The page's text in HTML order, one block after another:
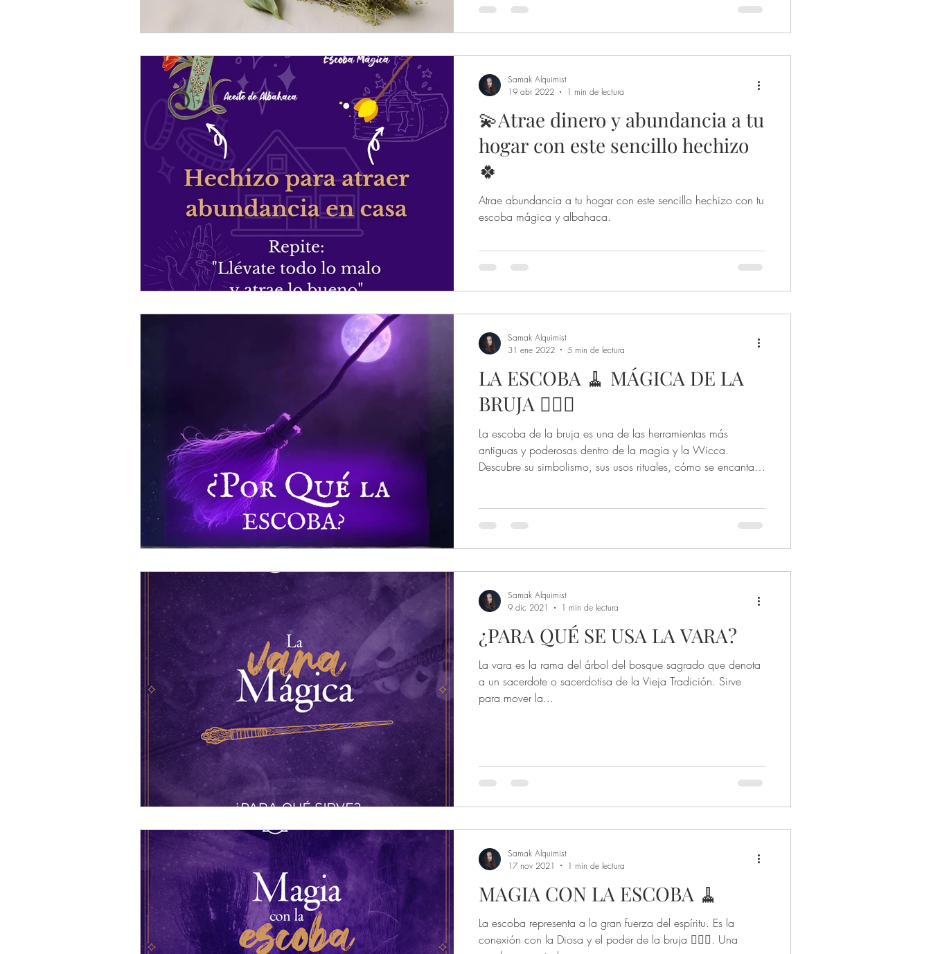
💫Atrae dinero y abundancia a tu
hogar con este sencillo hechizo
🍀
Atrae abundancia a tu hogar con este sencillo hechizo con tu
escoba mágica y albahaca.
Samak Alquimist
19 abr 2022
1 min de lectura
LA ESCOBA 🧹 MÁGICA DE LA
BRUJA 🧙🏻‍♀️
La escoba de la bruja es una de las herramientas más
antiguas y poderosas dentro de la magia y la Wicca.
Descubre su simbolismo, sus usos rituales, cómo se encanta y
Samak Alquimist
31 ene 2022
5 min de lectura
¿PARA QUÉ SE USA LA VARA?
La vara es la rama del árbol del bosque sagrado que denota
a un sacerdote o sacerdotisa de la Vieja Tradición. Sirve
para mover la...
Samak Alquimist
9 dic 2021
1 min de lectura
MAGIA CON LA ESCOBA 🧹
La escoba representa a la gran fuerza del espíritu. Es la
conexión con la Diosa y el poder de la bruja 🧙🏻‍♀️. Una
Samak Alquimist
17 nov 2021
1 min de lectura